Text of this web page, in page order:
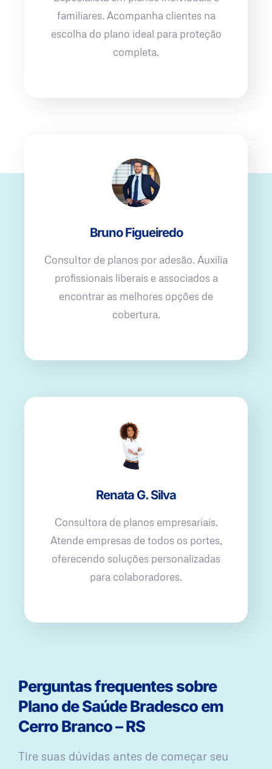
familiares. Acompanha clientes na
escolha do plano ideal para proteção
completa.
Bruno Figueiredo
Consultor de planos por adesão. Auxilia
profissionais liberais e associados a
encontrar as melhores opções de
cobertura.
Renata G. Silva
Consultora de planos empresariais.
Atende empresas de todos os portes,
oferecendo soluções personalizadas
para colaboradores.
Perguntas frequentes sobre
Plano de Saúde Bradesco em
Cerro Branco – RS
Tire suas dúvidas antes de começar seu